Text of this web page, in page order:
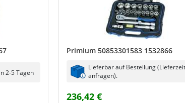
2-5 Tagen
Primium 50853301583 1532866
Lieferbar auf Bestellung (Lieferzeit
anfragen).
236,42 €